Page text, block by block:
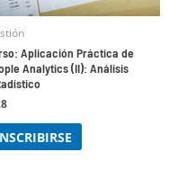
Aplicación Práctica de
Analytics (II): Análisis